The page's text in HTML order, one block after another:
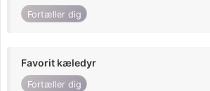
Fortæller dig
Favorit kæledyr
Fortæller dig